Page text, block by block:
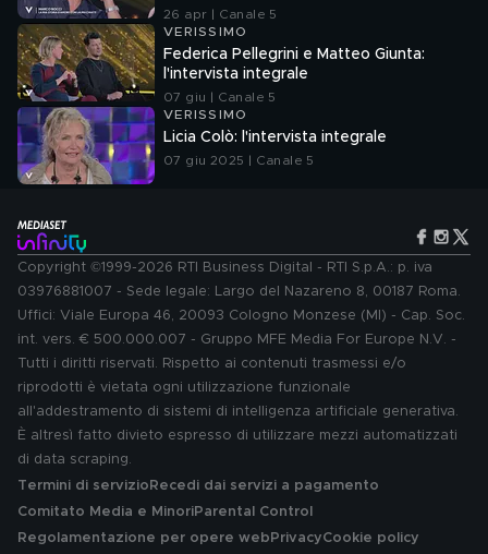
26 apr | Canale 5
VERISSIMO
Federica Pellegrini e Matteo Giunta:
l'intervista integrale
07 giu | Canale 5
VERISSIMO
Licia Colò: l'intervista integrale
07 giu 2025 | Canale 5
Copyright ©1999-2026 RTI Business Digital - RTI S.p.A.: p. iva
03976881007 - Sede legale: Largo del Nazareno 8, 00187 Roma.
Uffici: Viale Europa 46, 20093 Cologno Monzese (MI) - Cap. Soc.
int. vers. € 500.000.007 - Gruppo MFE Media For Europe N.V. -
Tutti i diritti riservati. Rispetto ai contenuti trasmessi e/o
riprodotti è vietata ogni utilizzazione funzionale
all'addestramento di sistemi di intelligenza artificiale generativa.
È altresì fatto divieto espresso di utilizzare mezzi automatizzati
di data scraping.
Termini di servizio Recedi dai servizi a pagamento
Comitato Media e MinoriParental Control
Regolamentazione per opere web PrivacyCookie policy